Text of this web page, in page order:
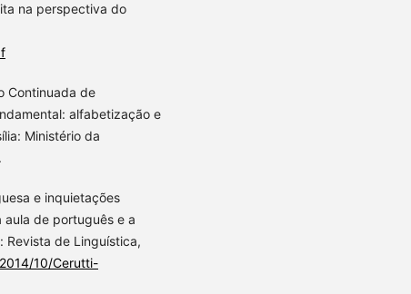
na perspectiva do
Continuada de
alfabetização e
Ministério da
e inquietações
de português e a
Revista de Linguística,
10/Cerutti-